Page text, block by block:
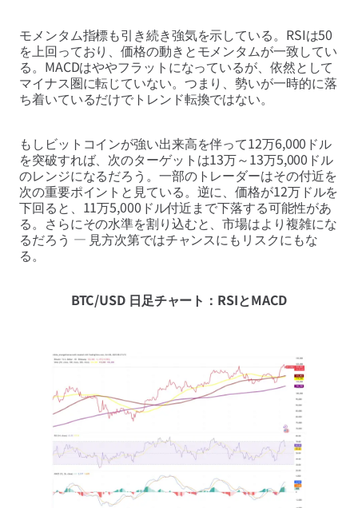
モメンタム指標も引き続き強気を示している。RSIは50
を上回っており、価格の動きとモメンタムが一致してい
る。MACDはややフラットになっているが、依然として
マイナス圏に転じていない。つまり、勢いが一時的に落
ち着いているだけでトレンド転換ではない。
もしビットコインが強い出来高を伴って12万6,000ドル
を突破すれば、次のターゲットは13万～13万5,000ドル
のレンジになるだろう。一部のトレーダーはその付近を
次の重要ポイントと見ている。逆に、価格が12万ドルを
下回ると、11万5,000ドル付近まで下落する可能性があ
る。さらにその水準を割り込むと、市場はより複雑にな
るだろう — 見方次第ではチャンスにもリスクにもな
る。
BTC/USD 日足チャート：RSIとMACD